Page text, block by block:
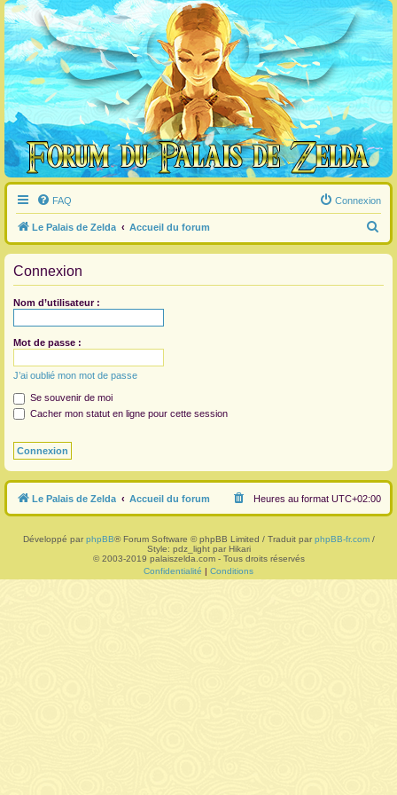
FAQ Connexion
Le Palais de Zelda Accueil du forum
e
Connexion
Nom d’utilisateur :
Mot de passe :
J’ai oublié mon mot de passe
Se souvenir de moi
Cacher mon statut en ligne pour cette session
Le Palais de Zelda Accueil du forum Heures au format UTC+02:00
Développé par phpBB® Forum Software © phpBB Limited / Traduit par phpBB-fr.com/
Style: pdz_light par Hikari
© 2003-2019 palaiszelda.com - Tous droits réservés
Confidentialité | Conditions